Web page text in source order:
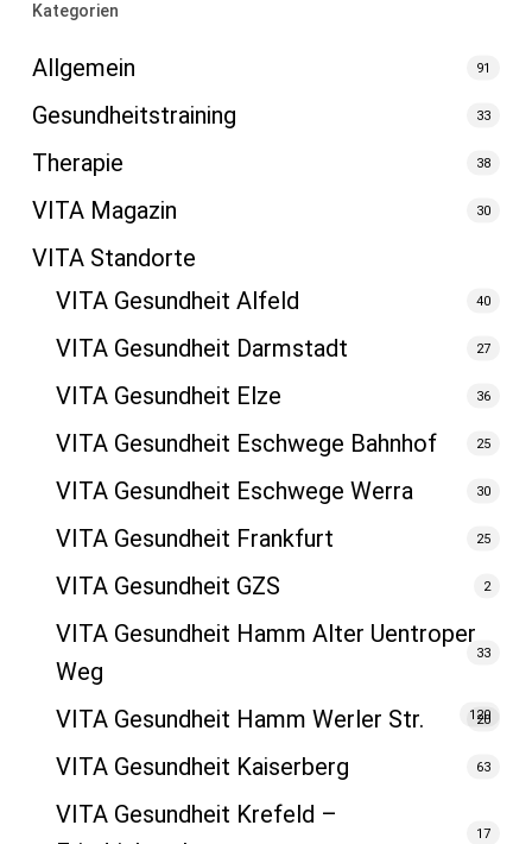
Kategorien
Allgemein 91
Gesundheitstraining 33
Therapie 38
VITA Magazin 30
VITA Standorte
120
VITA Gesundheit Alfeld 40
VITA Gesundheit Darmstadt 27
VITA Gesundheit Elze 36
VITA Gesundheit Eschwege Bahnhof 25
VITA Gesundheit Eschwege Werra 30
VITA Gesundheit Frankfurt 25
VITA Gesundheit GZS 2
VITA Gesundheit Hamm Alter Uentroper
Weg
33
VITA Gesundheit Hamm Werler Str. 20
VITA Gesundheit Kaiserberg 63
VITA Gesundheit Krefeld –
17